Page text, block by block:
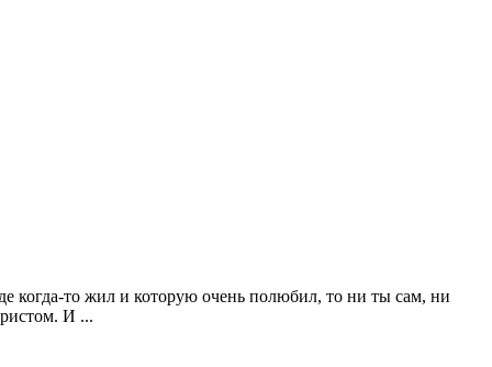
когда-то жил и которую очень полюбил, то ни ты сам, ни
И ...